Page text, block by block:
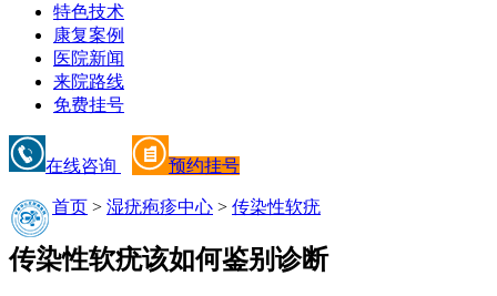
特色技术
康复案例
医院新闻
来院路线
免费挂号
在线咨询 预约挂号
首页 > 湿疣疱疹中心 > 传染性软疣
传染性软疣该如何鉴别诊断